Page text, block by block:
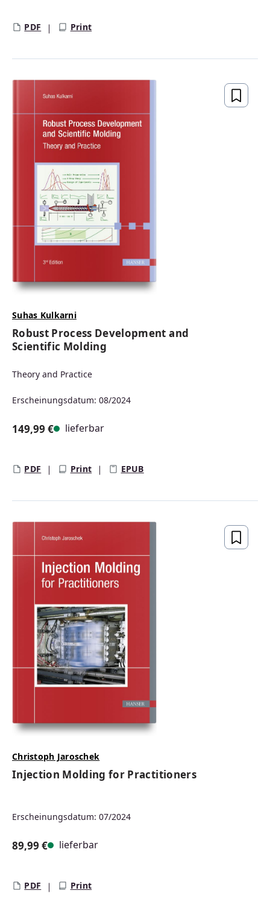
PDF Print
Suhas Kulkarni
Robust Process Development and
Scientific Molding
Theory and Practice
Erscheinungsdatum: 08/2024
149,99 € lieferbar
PDF Print EPUB
Christoph Jaroschek
Injection Molding for Practitioners
Erscheinungsdatum: 07/2024
89,99 € lieferbar
PDF Print